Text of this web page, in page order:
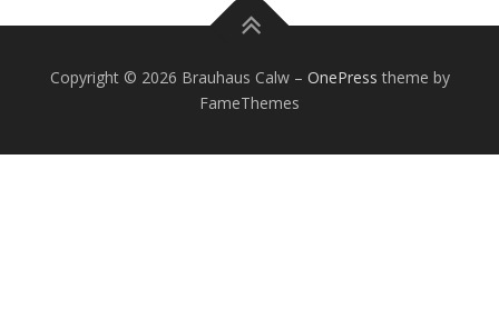
Copyright © 2026 Brauhaus Calw– OnePress theme by
FameThemes